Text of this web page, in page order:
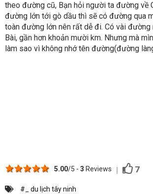
theo đường cũ, Bạn hỏi người ta đường về
đường lớn tới gò dầu thì sẽ có đường qua
toàn đường lớn nên rất dễ đi. Có vài
Bài, gần hơn khoản mười km. Nhưng mà
làm sao vì không nhớ tên đường(đường
5 stars
4 stars
3 stars
2 stars
1 star 5.00/5 - 3 Reviews 7
#_ du lịch tây ninh